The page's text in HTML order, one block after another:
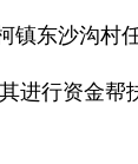
东沙沟村
行资金